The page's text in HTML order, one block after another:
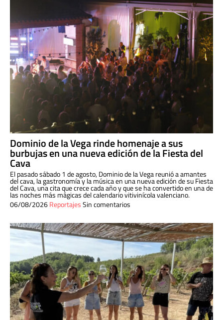
Dominio de la Vega rinde homenaje a sus
burbujas en una nueva edición de la Fiesta del
Cava
El pasado sábado 1 de agosto, Dominio de la Vega reunió a amantes
del cava, la gastronomía y la música en una nueva edición de su Fiesta
del Cava, una cita que crece cada año y que se ha convertido en una de
las noches más mágicas del calendario vitivinícola valenciano.
06/08/2026ReportajesSin comentarios